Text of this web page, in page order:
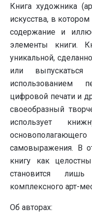
Книга художника
искусства, в
содержание и
элементы книги.
уникальной,
или
использованием
цифровой печати и
своеобразный
использует
самовыражения. В
книгу как
становится
комплексного арт-
Об авторах: